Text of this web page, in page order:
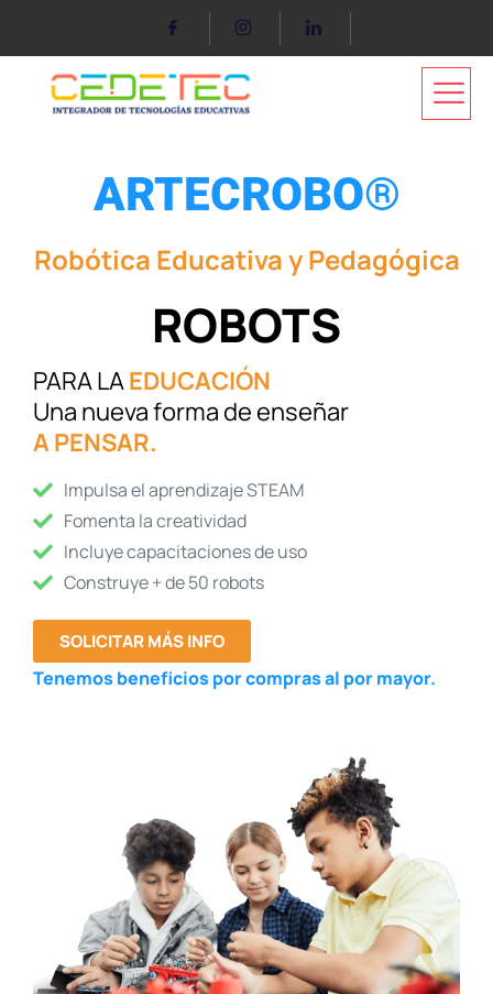
ARTECROBO®
Robótica Educativa y Pedagógica
ROBOTS
PARA LAEDUCACIÓN
Una nueva forma de enseñar
A PENSAR.
Impulsa el aprendizaje STEAM
Fomenta la creatividad
Incluye capacitaciones de uso
Construye + de 50 robots
SOLICITAR MÁS INFO
Tenemos beneficios por compras al por mayor.